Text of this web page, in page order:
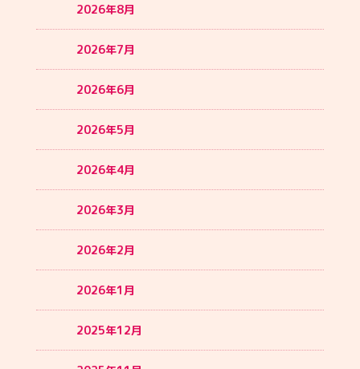
2026年8月
2026年7月
2026年6月
2026年5月
2026年4月
2026年3月
2026年2月
2026年1月
2025年12月